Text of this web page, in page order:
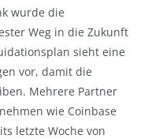
wurde die
Weg in die Zukunft
sieht eine
vor, damit die
Mehrere Partner
wie Coinbase
letzte Woche von